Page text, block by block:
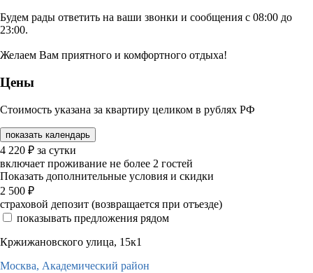
Будем рады ответить на ваши звонки и сообщения с 08:00 до
23:00.
Желаем Вам приятного и комфортного отдыха!
Цены
Стоимость указана за квартиру целиком в рублях РФ
показать календарь
4 220 ₽ за сутки
включает проживание не более 2 гостей
Показать дополнительные условия и скидки
2 500 ₽
страховой депозит (возвращается при отъезде)
показывать предложения рядом
Кржижановского улица, 15к1
Москва, Академический район